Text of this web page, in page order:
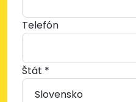
Telefón
Štát *